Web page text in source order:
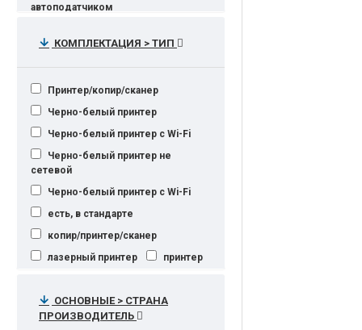
автоподатчиком
дуплексом
сетевой копир/принтер/сканер
КОМПЛЕКТАЦИЯ > ТИП
Принтер/копир/сканер
Черно-белый принтер
Черно-белый принтер c Wi-Fi
Черно-белый принтер не
сетевой
Черно-белый принтер с Wi-Fi
есть, в стандарте
копир/принтер/сканер
лазерный принтер
принтер
сетевой принтер
сетевой притер
ОСНОВНЫЕ > СТРАНА
ПРОИЗВОДИТЕЛЬ